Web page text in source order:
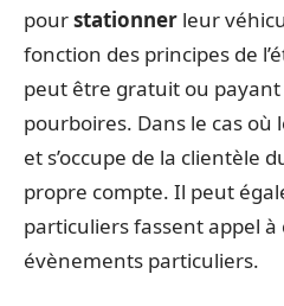
pourstationner leur
fonction des principes de
peut être gratuit ou
pourboires. Dans le cas
et s’occupe de la clientèle
propre compte. Il peut
particuliers fassent appel
évènements particuliers.